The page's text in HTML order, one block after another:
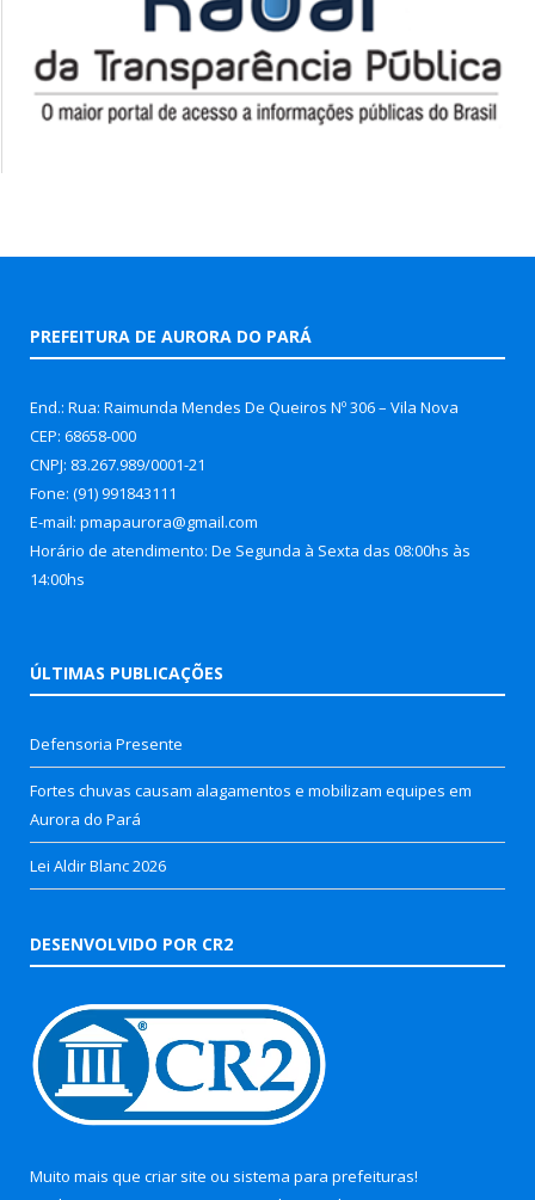
PREFEITURA DE AURORA DO PARÁ
End.: Rua: Raimunda Mendes De Queiros Nº 306 – Vila Nova
CEP: 68658-000
CNPJ: 83.267.989/0001-21
Fone: (91) 991843111
E-mail: pmapaurora@gmail.com
Horário de atendimento: De Segunda à Sexta das 08:00hs às
14:00hs
ÚLTIMAS PUBLICAÇÕES
Defensoria Presente
Fortes chuvas causam alagamentos e mobilizam equipes em
Aurora do Pará
Lei Aldir Blanc 2026
DESENVOLVIDO POR CR2
Muito mais que criar site ou sistema para prefeituras!